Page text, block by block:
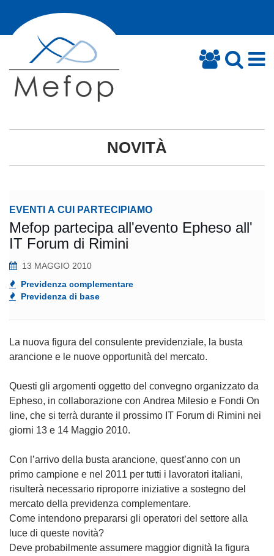
NOVITÀ
EVENTI A CUI PARTECIPIAMO
Mefop partecipa all'evento Epheso all'
IT Forum di Rimini
13 MAGGIO 2010
Previdenza complementare
Previdenza di base
La nuova figura del consulente previdenziale, la busta
arancione e le nuove opportunità del mercato.
Questi gli argomenti oggetto del convegno organizzato da
Epheso, in collaborazione con Andrea Milesio e Fondi On
line, che si terrà durante il prossimo IT Forum di Rimini nei
giorni 13 e 14 Maggio 2010.
Con l’arrivo della busta arancione, quest’anno con un
primo campione e nel 2011 per tutti i lavoratori italiani,
risulterà necessario riproporre iniziative a sostegno del
mercato della previdenza complementare.
Come intendono prepararsi gli operatori del settore alla
luce di queste novità?
Deve probabilmente assumere maggior dignità la figura